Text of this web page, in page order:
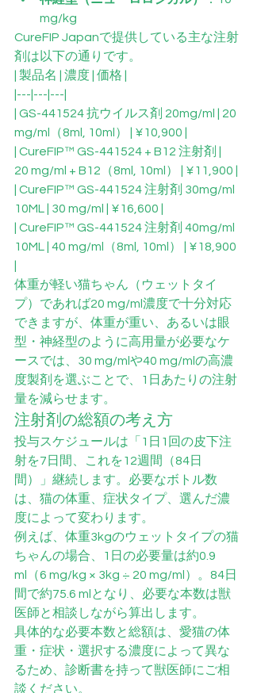
mg/kg
CureFIP Japanで提供している主な注射
剤は以下の通りです。
| 製品名 | 濃度 | 価格 |
|---|---|---|
| GS-441524 抗ウイルス剤 20mg/ml | 20
mg/ml（8ml, 10ml） | ¥10,900 |
| CureFIP™ GS-441524 + B12 注射剤 |
20 mg/ml + B12（8ml, 10ml） | ¥11,900 |
| CureFIP™ GS-441524 注射剤 30mg/ml
10ML | 30 mg/ml | ¥16,600 |
| CureFIP™ GS-441524 注射剤 40mg/ml
10ML | 40 mg/ml（8ml, 10ml） | ¥18,900
体重が軽い猫ちゃん（ウェットタイ
プ）であれば20 mg/ml濃度で十分対応
できますが、体重が重い、あるいは眼
型・神経型のように高用量が必要なケ
ースでは、30 mg/mlや40 mg/mlの高濃
度製剤を選ぶことで、1日あたりの注射
量を減らせます。
注射剤の総額の考え方
投与スケジュールは「1日1回の皮下注
射を7日間、これを12週間（84日
間）」継続します。必要なボトル数
は、猫の体重、症状タイプ、選んだ濃
度によって変わります。
例えば、体重3kgのウェットタイプの猫
ちゃんの場合、1日の必要量は約0.9
ml（6 mg/kg × 3kg ÷ 20 mg/ml）。84日
間で約75.6 mlとなり、必要な本数は獣
医師と相談しながら算出します。
具体的な必要本数と総額は、愛猫の体
重・症状・選択する濃度によって異な
るため、診断書を持って獣医師にご相
談ください。